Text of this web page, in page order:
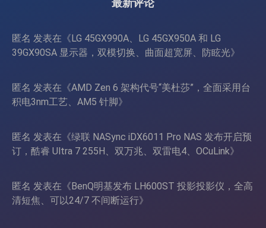
最新评论
匿名 发表在《 LG 45GX990A、LG 45GX950A 和 LG
39GX90SA 显示器，双模切换、曲面超宽屏、防眩光》
匿名 发表在《AMD Zen 6 架构代号“美杜莎”，全面采用台
积电3nm工艺、AM5 针脚》
匿名 发表在《绿联 NASync iDX6011 Pro NAS 发布开启预
订，酷睿 Ultra 7 255H、双万兆、双雷电4、OCuLink》
匿名 发表在《 BenQ明基发布 LH600ST 投影投影仪，全高
清短焦、可以24/7 不间断运行》